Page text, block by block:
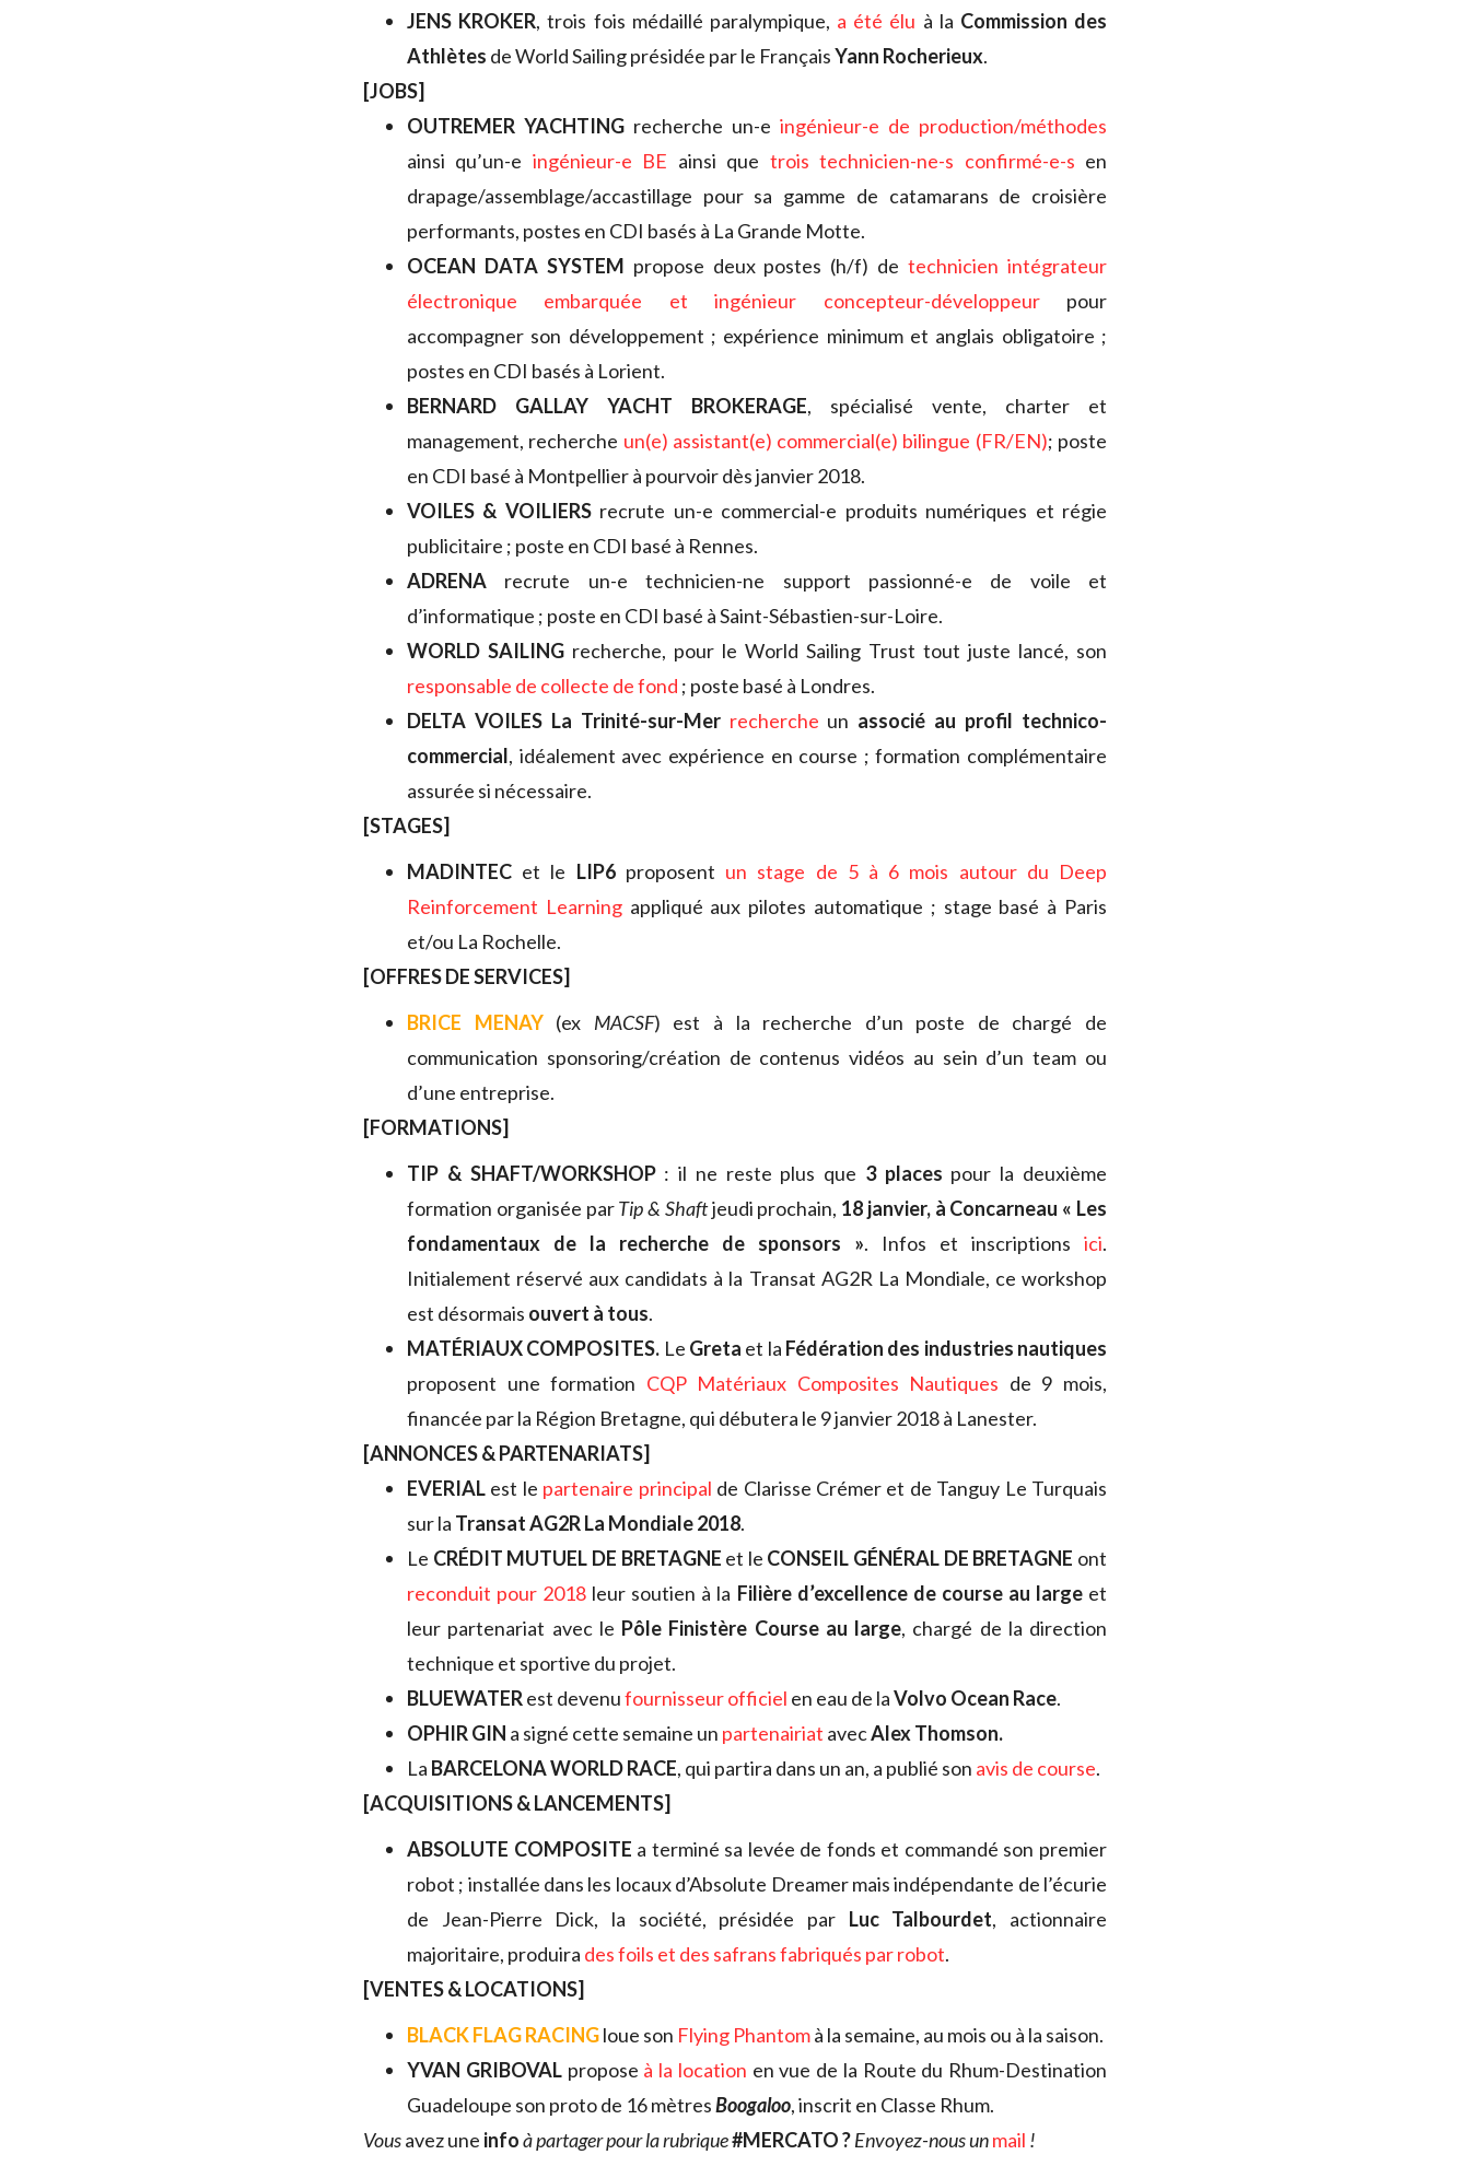
JENS KROKER, trois fois médaillé paralympique, a été élu à la Commission des
Athlètes de World Sailing présidée par le FrançaisYann Rocherieux.
[JOBS]
OUTREMER YACHTING recherche un-e ingénieur-e de production/méthodes
ainsi qu’un-e ingénieur-e BE ainsi que trois technicien-ne-s confirmé-e-s en
drapage/assemblage/accastillage pour sa gamme de catamarans de croisière
performants, postes en CDI basés à La Grande Motte.
OCEAN DATA SYSTEM propose deux postes (h/f) detechnicien intégrateur
électronique embarquée etingénieur concepteur-développeurpour
accompagner son développement ; expérience minimum et anglais obligatoire ;
postes en CDI basés à Lorient.
BERNARD GALLAY YACHT BROKERAGE, spécialisé vente, charter et
management, recherche un(e) assistant(e) commercial(e) bilingue (FR/EN); poste
en CDI basé à Montpellier à pourvoir dès janvier 2018.
VOILES & VOILIERSrecrute un-e commercial-e produits numériques et régie
publicitaire ; poste en CDI basé à Rennes.
ADRENA recrute un-e technicien-ne support passionné-e de voile et
d’informatique ; poste en CDI basé à Saint-Sébastien-sur-Loire.
WORLD SAILING recherche, pour le World Sailing Trust tout juste lancé, son
responsable de collecte de fond ; poste basé à Londres.
DELTA VOILES La Trinité-sur-Mer recherche un associé au profil technico-
commercial, idéalement avec expérience en course ; formation complémentaire
assurée si nécessaire.
[STAGES]
MADINTEC et le LIP6proposent un stage de 5 à 6 mois autour du Deep
Reinforcement Learningappliqué aux pilotes automatique ; stage basé à Paris
et/ou La Rochelle.
[OFFRES DE SERVICES]
BRICE MENAY(ex MACSF) est à la recherche d’un poste de chargé de
communication sponsoring/création de contenus vidéos au sein d’un team ou
d’une entreprise.
[FORMATIONS]
TIP & SHAFT/WORKSHOP: il ne reste plus que 3 places pour la deuxième
formation organisée parTip & Shaftjeudi prochain, 18 janvier, à Concarneau « Les
fondamentaux de la recherche de sponsors ». Infos et inscriptions ici.
Initialement réservé aux candidats à la Transat AG2R La Mondiale, ce workshop
est désormais ouvert à tous.
MATÉRIAUX COMPOSITES. Le Greta et la Fédération des industries nautiques
proposent une formation CQP Matériaux Composites Nautiques de 9 mois,
financée par la Région Bretagne, qui débutera le 9 janvier 2018 à Lanester.
[ANNONCES & PARTENARIATS]
EVERIAL est le partenaire principal de Clarisse Crémer et de Tanguy Le Turquais
sur la Transat AG2R La Mondiale 2018.
Le CRÉDIT MUTUEL DE BRETAGNE et le CONSEIL GÉNÉRAL DE BRETAGNE ont
reconduit pour 2018 leur soutien à la Filière d’excellence de course au large et
leur partenariat avec le Pôle Finistère Course au large, chargé de la direction
technique et sportive du projet.
BLUEWATERest devenufournisseur officiel en eau de laVolvo Ocean Race.
OPHIR GIN a signé cette semaine un partenairiat avecAlex Thomson.
La BARCELONA WORLD RACE, qui partira dans un an, a publié son avis de course.
[ACQUISITIONS & LANCEMENTS]
ABSOLUTE COMPOSITE a terminé sa levée de fonds et commandé son premier
robot ; installée dans les locaux d’Absolute Dreamer mais indépendante de l’écurie
de Jean-Pierre Dick, la société, présidée par Luc Talbourdet, actionnaire
majoritaire, produira des foils et des safrans fabriqués par robot.
[VENTES & LOCATIONS]
BLACK FLAG RACINGloue son Flying Phantomà la semaine, au mois ou à la saison.
YVAN GRIBOVALpropose à la location en vue de la Route du Rhum-Destination
Guadeloupe son proto de 16 mètresBoogaloo, inscrit en Classe Rhum.
Vousavez une infoà partager pour la rubrique#MERCATO ?Envoyez-nous unmail !